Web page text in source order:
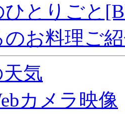
ひとりごと
お料理ご
気
カメラ映像